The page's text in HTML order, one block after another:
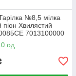
№8,5 мілка
піон Хвилястий
7013100000
од.